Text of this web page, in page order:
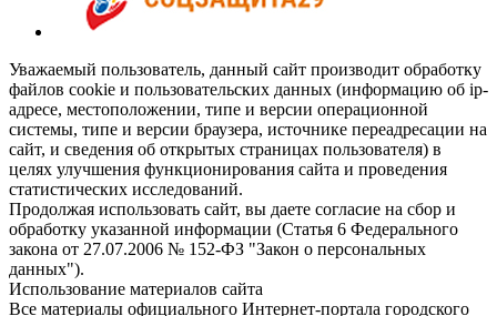
Уважаемый пользователь, данный сайт производит обработку
файлов cookie и пользовательских данных (информацию об ip-
адресе, местоположении, типе и версии операционной
системы, типе и версии браузера, источнике переадресации на
сайт, и сведения об открытых страницах пользователя) в
целях улучшения функционирования сайта и проведения
статистических исследований.
Продолжая использовать сайт, вы даете согласие на сбор и
обработку указанной информации (Статья 6 Федерального
закона от 27.07.2006 № 152-ФЗ "Закон о персональных
данных").
Использование материалов сайта
Все материалы официального Интернет-портала городского